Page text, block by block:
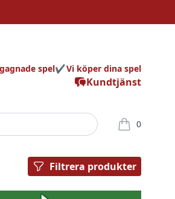
Kundtjänst
spel Vi köper dina spel
0
varor i
Filtrera produkter